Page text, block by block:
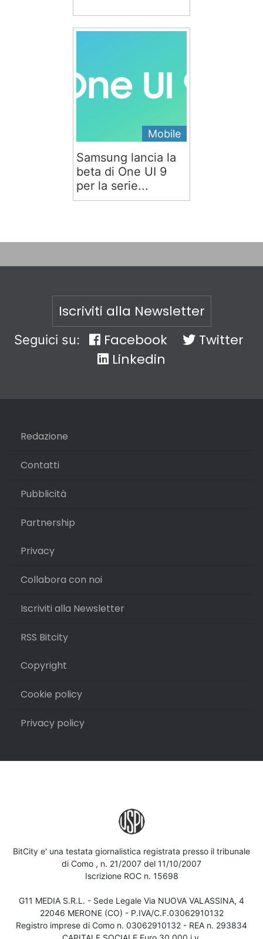
Mobile
Samsung lancia la
beta di One UI 9
per la serie...
Iscriviti alla Newsletter
Seguici su: Facebook
Twitter
Linkedin
Redazione
Contatti
Pubblicità
Partnership
Privacy
Collabora con noi
Iscriviti alla Newsletter
RSS Bitcity
Copyright
Cookie policy
Privacy policy
BitCity e' una testata giornalistica registrata presso il tribunale
di Como , n. 21/2007 del 11/10/2007
Iscrizione ROC n. 15698
G11 MEDIA S.R.L. - Sede Legale Via NUOVA VALASSINA, 4
22046 MERONE (CO) - P.IVA/C.F.03062910132
Registro imprese di Como n. 03062910132 - REA n. 293834